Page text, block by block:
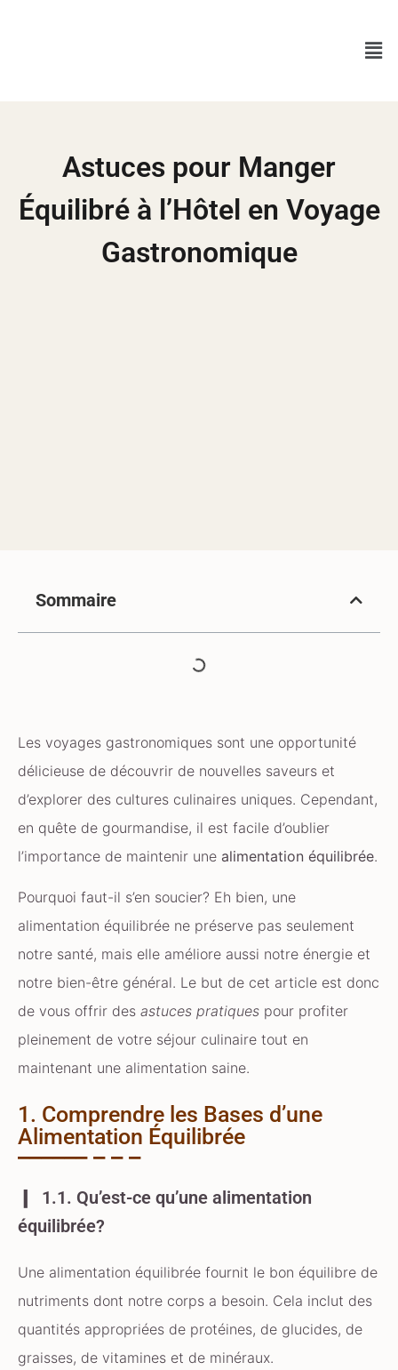
Astuces pour Manger
Équilibré à l’Hôtel en Voyage
Gastronomique
Sommaire
Les voyages gastronomiques sont une opportunité
délicieuse de découvrir de nouvelles saveurs et
d’explorer des cultures culinaires uniques. Cependant,
en quête de gourmandise, il est facile d’oublier
l’importance de maintenir une alimentation équilibrée.
Pourquoi faut-il s’en soucier? Eh bien, une
alimentation équilibrée ne préserve pas seulement
notre santé, mais elle améliore aussi notre énergie et
notre bien-être général. Le but de cet article est donc
de vous offrir des astuces pratiques pour profiter
pleinement de votre séjour culinaire tout en
maintenant une alimentation saine.
1. Comprendre les Bases d’une
Alimentation Équilibrée
1.1. Qu’est-ce qu’une alimentation
équilibrée?
Une alimentation équilibrée fournit le bon équilibre de
nutriments dont notre corps a besoin. Cela inclut des
quantités appropriées de protéines, de glucides, de
graisses, de vitamines et de minéraux.